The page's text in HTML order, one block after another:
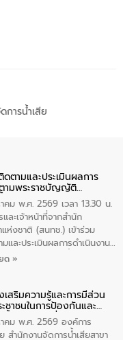
การน้ำเสีย
ดตามและประเมินผลการ
ามพระราชบัญญัติ
พ.ศ. 2561 ประจำ
ณ พ.ศ. 2569
ม พ.ศ. 2569 เวลา 13.30 น.
ละเจ้าหน้าที่จากสำนัก
ห่งชาติ (สนทช.) เข้าร่วม
และประเมินผลการดำเนินงาน
ญญัติทรัพยากรน้ำ พ.ศ. 2561
ดชัยนาท โดยมีนายแสงชัย
ทศมนตรีตำบลวัดสิงห์ คณะผู้
ลตำบลวัดสิงห์ ผู้นำชุมชน และ
นที่เทศบาลตำบลวัดสิงก์ที่มี
ด »
เสริมความรู้และการมีส่วน
ชาชนในการป้องกันและ
ำเสียอย่างยั่งยืน
คม พ.ศ. 2569 องค์การ
สำนักงานจัดการน้ำเสียสาขา